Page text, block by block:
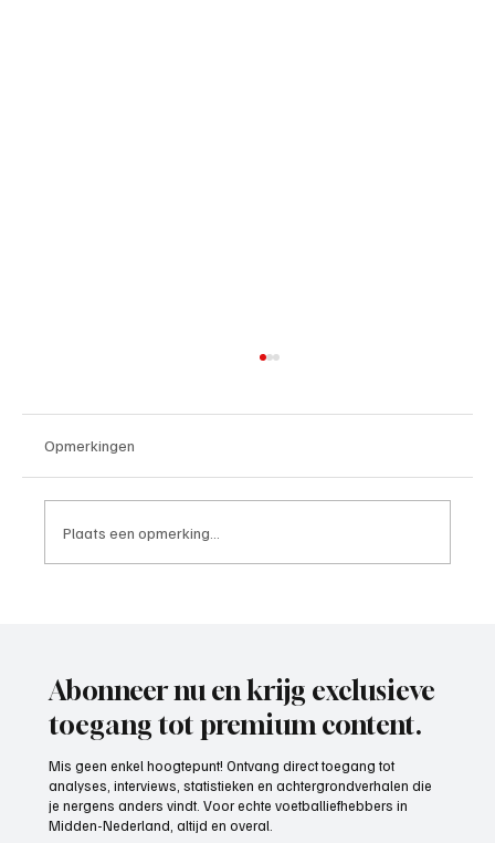
Opmerkingen
Plaats een opmerking...
Abonneer nu en krijg exclusieve
toegang tot premium content.
Mis geen enkel hoogtepunt! Ontvang direct toegang tot
analyses, interviews, statistieken en achtergrondverhalen die
je nergens anders vindt. Voor echte voetballiefhebbers in
Midden-Nederland, altijd en overal.